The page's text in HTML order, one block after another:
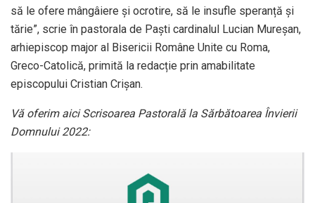
să le ofere mângâiere și ocrotire, să le insufle speranță și
tărie”, scrie în pastorala de Paști cardinalul Lucian Mureșan,
arhiepiscop major al Bisericii Române Unite cu Roma,
Greco-Catolică, primită la redacție prin amabilitate
episcopului Cristian Crișan.
Vă oferim aici Scrisoarea Pastorală la Sărbătoarea Învierii
Domnului 2022: